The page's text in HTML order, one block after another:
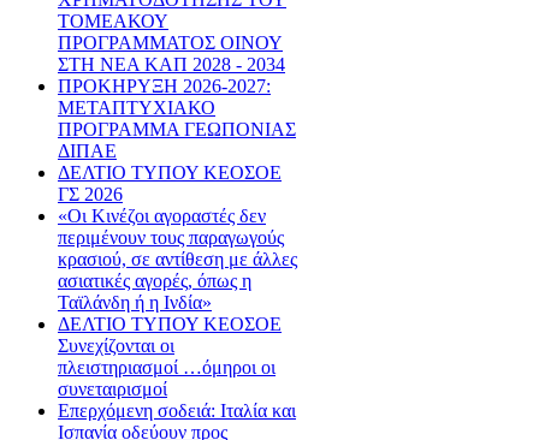
ΤΟΜΕΑΚΟΥ
ΠΡΟΓΡΑΜΜΑΤΟΣ ΟΙΝΟΥ
ΣΤΗ ΝΕΑ ΚΑΠ 2028 - 2034
ΠΡΟΚΗΡΥΞΗ 2026-2027:
ΜΕΤΑΠΤΥΧΙΑΚΟ
ΠΡΟΓΡΑΜΜΑ ΓΕΩΠΟΝΙΑΣ
ΔΙΠΑΕ
ΔΕΛΤΙΟ ΤΥΠΟΥ ΚΕΟΣΟΕ
ΓΣ 2026
«Οι Κινέζοι αγοραστές δεν
περιμένουν τους παραγωγούς
κρασιού, σε αντίθεση με άλλες
ασιατικές αγορές, όπως η
Ταϊλάνδη ή η Ινδία»
ΔΕΛΤΙΟ ΤΥΠΟΥ ΚΕΟΣΟΕ
Συνεχίζονται οι
πλειστηριασμοί …όμηροι οι
συνεταιρισμοί
Επερχόμενη σοδειά: Ιταλία και
Ισπανία οδεύουν προς